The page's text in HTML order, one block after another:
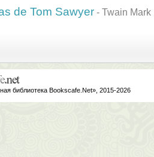
de Tom Sawyer - Twain Mark
библиотека Bookscafe.Net», 2015-2026